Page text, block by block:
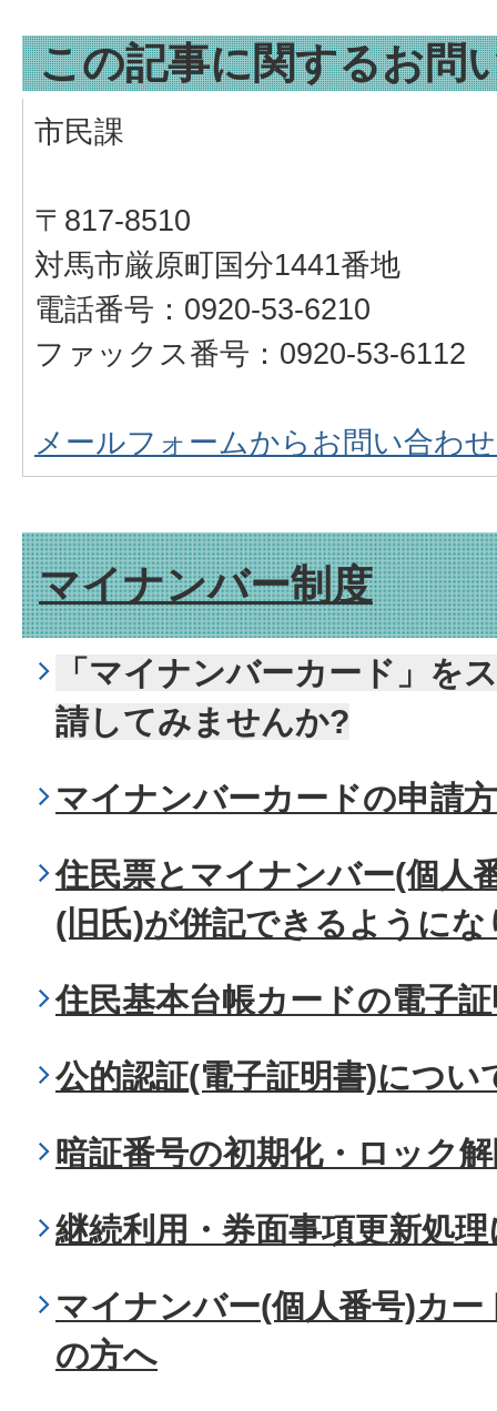
この記事に関するお問
市民課
〒817-8510
対馬市厳原町国分1441番地
電話番号：0920-53-6210
ファックス番号：0920-53-6112
メールフォームからお問い合わ
マイナンバー制度
「マイナンバーカード」を
請してみませんか?
マイナンバーカードの申請
住民票とマイナンバー(個人
(旧氏)が併記できるようにな
住民基本台帳カードの電子
公的認証(電子証明書)につい
暗証番号の初期化・ロック
継続利用・券面事項更新処
マイナンバー(個人番号)カ
の方へ